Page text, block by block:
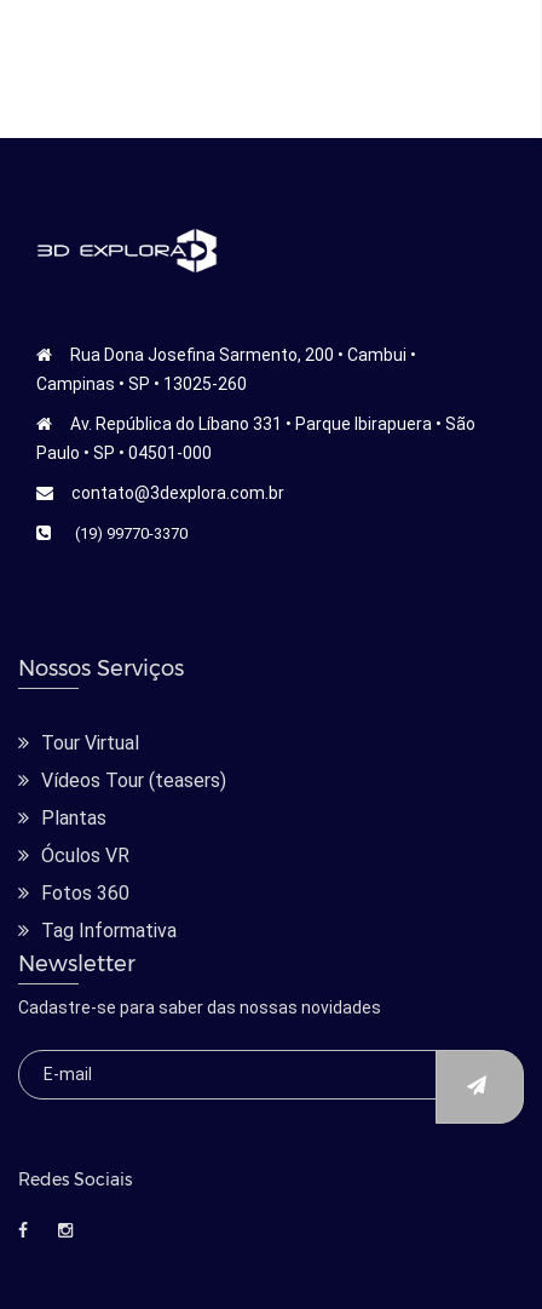
Rua Dona Josefina Sarmento, 200 • Cambui •
Campinas • SP • 13025-260
Av. República do Líbano 331 • Parque Ibirapuera • São
Paulo • SP • 04501-000
contato@3dexplora.com.br
(19) 99770-3370
Nossos Serviços
Tour Virtual
Vídeos Tour (teasers)
Plantas
Óculos VR
Fotos 360
Tag Informativa
Newsletter
Cadastre-se para saber das nossas novidades
Redes Sociais